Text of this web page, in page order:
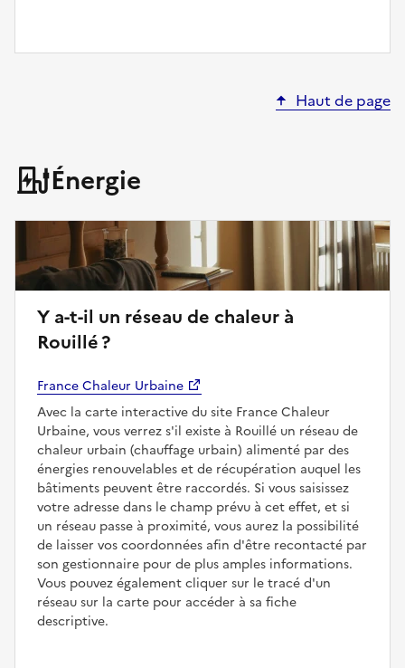
Haut de page
Énergie
Y a-t-il un réseau de chaleur à
Rouillé ?
France Chaleur Urbaine
Avec la carte interactive du site France Chaleur
Urbaine, vous verrez s'il existe à Rouillé un réseau de
chaleur urbain (chauffage urbain) alimenté par des
énergies renouvelables et de récupération auquel les
bâtiments peuvent être raccordés. Si vous saisissez
votre adresse dans le champ prévu à cet effet, et si
un réseau passe à proximité, vous aurez la possibilité
de laisser vos coordonnées afin d'être recontacté par
son gestionnaire pour de plus amples informations.
Vous pouvez également cliquer sur le tracé d'un
réseau sur la carte pour accéder à sa fiche
descriptive.